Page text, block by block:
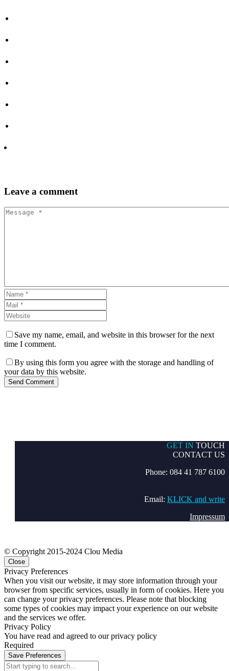
Leave a comment
Save my name, email, and website in this browser for the next
time I comment.
By using this form you agree with the storage and handling of
your data by this website.
Send Comment
GET IN TOUCH
CONTACT US
Phone: 084 41 787 6100
Email: KLICK and write
Impressum
© Copyright 2015-2024 Clou Media
Close
Privacy Preferences
When you visit our website, it may store information through your
browser from specific services, usually in form of cookies. Here you
can change your privacy preferences. Please note that blocking
some types of cookies may impact your experience on our website
and the services we offer.
Privacy Policy
You have read and agreed to our privacy policy
Required
Save Preferences